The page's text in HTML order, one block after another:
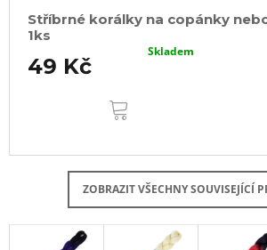
Stříbrné korálky na copánky
1ks
49 Kč
Skladem
ZOBRAZIT VŠECHNY SOUVISEJÍCÍ